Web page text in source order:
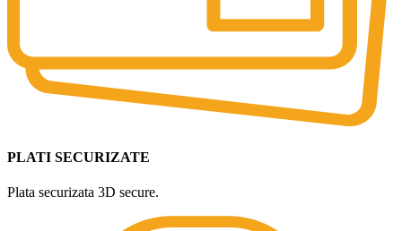
PLATI SECURIZATE
Plata securizata 3D secure.